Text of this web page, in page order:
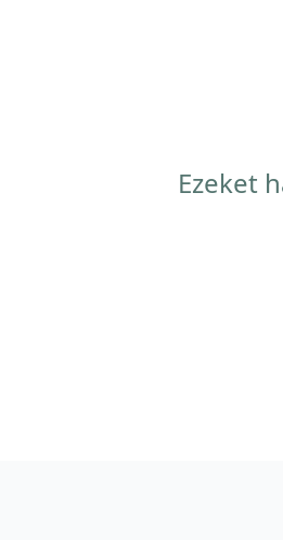
Ezeket